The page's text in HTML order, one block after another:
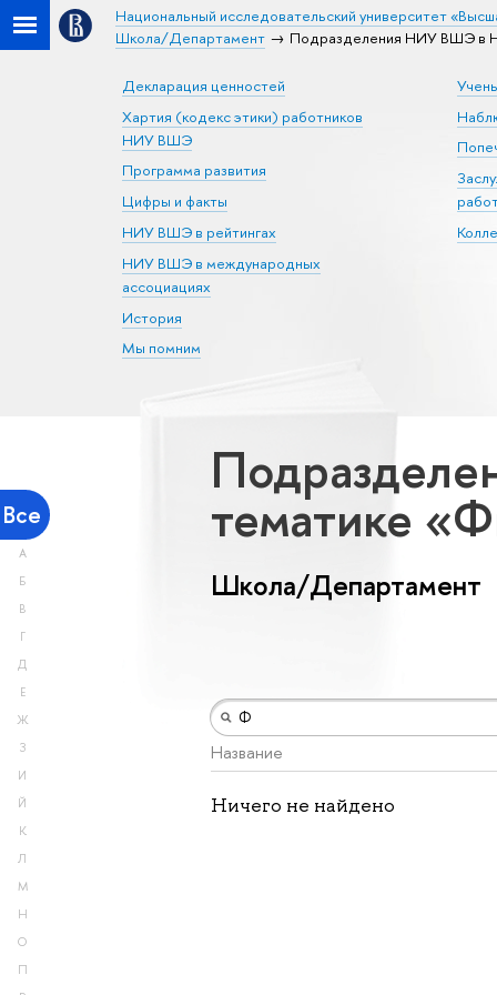
Национальный исследовательский университет
Школа/Департамент
Подразделения НИУ ВШЭ в
Декларация ценностей
Хартия (кодекс этики) работников
НИУ ВШЭ
Программа развития
Цифры и факты
НИУ ВШЭ в рейтингах
НИУ ВШЭ в международных
ассоциациях
История
Мы помним
Все
А
Б
В
Г
Д
Е
Ж
З
И
Й
К
Л
М
Н
О
П
тематике
Школа/Департамент
Название
Ничего не найдено